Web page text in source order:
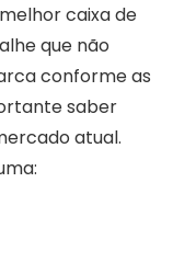
caixa de
que não
conforme as
saber
atual.